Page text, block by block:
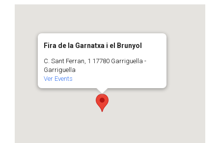
Fira de la Garnatxa i el Brunyol
C. Sant Ferran, 1 17780 Garriguella -
Garriguella
Ver Events